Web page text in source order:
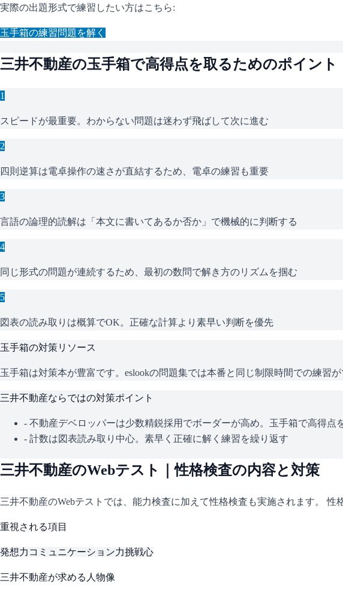
実際の出題形式で練習したい方はこちら:
玉手箱の練習問題を解く
三井不動産の玉手箱で高得点を取るためのポイント
1
スピードが最重要。わからない問題は迷わず飛ばして次に進む
2
四則逆算は電卓操作の速さが直結するため、電卓の練習も重要
3
言語の論理的読解は「本文に書いてあるか否か」で機械的に判断する
4
同じ形式の問題が連続するため、最初の数問で解き方のリズムを掴む
5
図表の読み取りは概算でOK。正確な計算より素早い判断を優先
玉手箱の対策リソース
玉手箱は対策本が豊富です。eslookの問題集では本番と同じ制限時間での練習
三井不動産ならではの対策ポイント
- 不動産デベロッパーは少数精鋭採用でボーダーが高め。玉手箱で高得点
- 計数は図表読み取り中心。素早く正確に解く練習を繰り返す
三井不動産のWebテスト｜性格検査の内容と対策
三井不動産のWebテストでは、能力検査に加えて性格検査も実施されます。
重視される項目
発想力 コミュニケーション力挑戦心
三井不動産が求める人物像